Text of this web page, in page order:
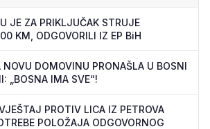
JE ZA PRIKLJUČAK STRUJE
KM, ODGOVORILI IZ EP BiH
DOMOVINU PRONAŠLA U BOSNI
„BOSNA IMA SVE“!
PROTIV LICA IZ PETROVA
POLOŽAJA ODGOVORNOG